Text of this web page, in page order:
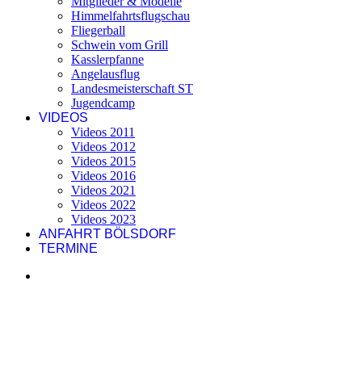
Himmelfahrtsflugschau
Fliegerball
Schwein vom Grill
Kasslerpfanne
Angelausflug
Landesmeisterschaft ST
Jugendcamp
VIDEOS
Videos 2011
Videos 2012
Videos 2015
Videos 2016
Videos 2021
Videos 2022
Videos 2023
ANFAHRT BÖLSDORF
TERMINE